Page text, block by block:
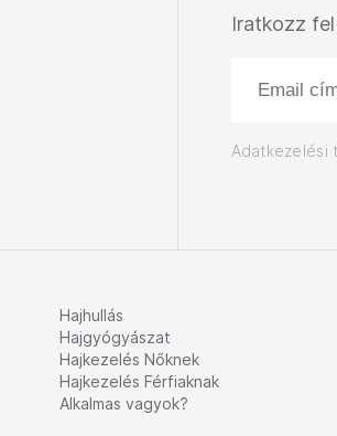
Iratkozz
Adatkezelési
Hajhullás
Hajgyógyászat
Hajkezelés Nőknek
Hajkezelés Férfiaknak
Alkalmas vagyok?